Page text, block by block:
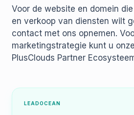
Voor de website en domein
en verkoop van diensten wilt
contact met ons opnemen.
marketingstrategie kunt u
PlusClouds Partner
LEADOCEAN